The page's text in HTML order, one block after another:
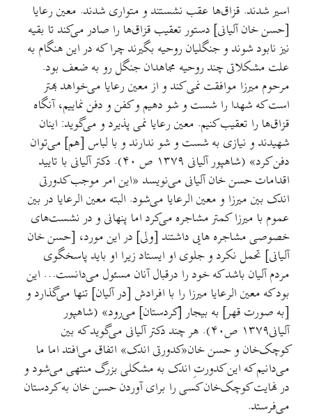
اسیر شدند. قزاق‌ها عقب نشستند و متواری شدند. معین رعایا
[حسن خان آلیانی] دستور تعقیب قزاق‌ها را صادر می‌کند تا بقیه
نیز نابود شوند و جنگلیان روحیه بگیرند چرا که در این هنگام به
علت مشکلاتی چند روحیه مجاهدان جنگل رو به ضعف بود.
مرحوم میرزا موافقت نمی کند و از معین رعایا می‌خواهد بهتر
است که شهدا را شست و شو دهیم و کفن و دفن نماییم، آنگاه
قزاق‌ها را تعقیب کنیم. معین رعایا نمی پذیرد و می‌گوید: اینان
شهیدند و نیازی به شست و شو ندارند و با لباس [هم] می‌توان
دفن کرد» (شاهپور آلیانی ۱۳۷۹ ص ۴۰). دکتر آلیانی با تایید
اقدامات حسن خان آلیانی می‌نویسد «این امر موجب کدورتی
اندک بین میرزا و معین الرعایا می‌شود. البته معین الرعایا در بین
عموم با میرزا کمتر مشاجره می‌کرد اما پنهانی و در نشست‌های
خصوصی مشاجره هایی داشتند [ولی] در این مورد، [حسن خان
آلیانی] تحمل نکرد و جلوی او ایستاد زیرا او باید پاسخگوی
مردم آلیان باشد که خود را درقبال آنان مسئول می‌دانست… این
بود که معین الرعایا میرزا را با افرادش [در آلیان] تنها می‌گذارد و
[به صورت قهر] به بیجار [کردستان] می‌رود» (شاهپور
آلیانی۱۳۷۹ ص۴۰). هر چند دکتر آلیانی می‌گوید که بین
کوچک‌خان و حسن خان«کدورتی اندک» اتفاق می‌افتد اما ما
می‌دانیم که این کدورتِ اندک به مشکلی بزرگ منتهی می‌شود و
در نهایت کوچک‌خان کسی را برای آوردن حسن خان به کردستان
می‌فرستد.